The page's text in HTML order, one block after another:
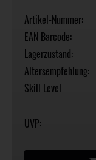
Artikel-Nummer:
EAN Barcode:
Lagerzustand:
Altersempfehlung:
Skill Level
UVP: